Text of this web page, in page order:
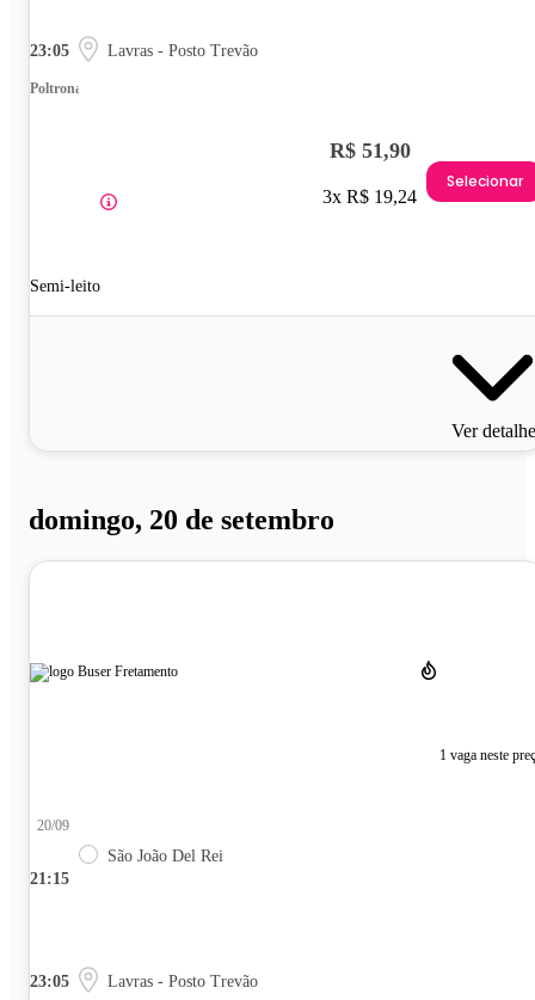
23:05 Lavras - Posto Trevão
Poltrona
Semi-leito
R$ 51,90
3x R$ 19,24
Selecionar
Ver
domingo, 20 de setembro
1 vaga neste
21:15
20/09
São João Del Rei
23:05 Lavras - Posto Trevão